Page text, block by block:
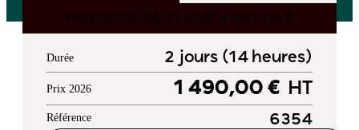
PRESENTIEL OU CLASSE A DISTANCE
Durée 2 jours (14 heures)
Prix 2026 1 490,00 € HT
Référence 6354